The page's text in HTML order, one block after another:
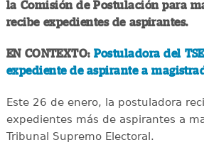
la Comisión de Postulación para
recibe expedientes de aspirantes.
EN CONTEXTO: Postuladora del
expediente de aspirante a
Este 26 de enero, la postuladora
expedientes más de aspirantes a
Tribunal Supremo Electoral.